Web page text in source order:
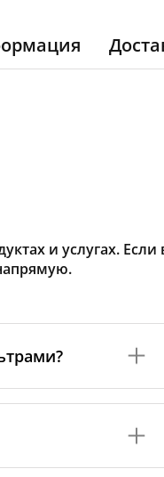
и услугах. Если
соответствуют
и